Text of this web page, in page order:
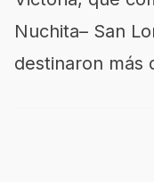
Nuchita– San
destinaron más